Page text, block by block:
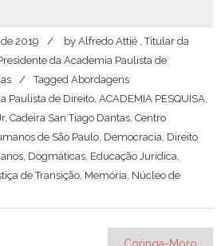
2019 by Alfredo Attié , Titular da
da Academia Paulista de
Tagged Abordagens
Paulista de Direito, ACADEMIA PESQUISA,
, Cadeira San Tiago Dantas, Centro
de São Paulo, Democracia, Direito
, Dogmáticas, Educação Jurídica,
de Transição, Memória, Núcleo de